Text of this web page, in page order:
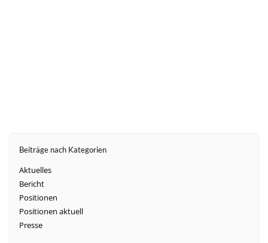
Beiträge nach Kategorien
Aktuelles
Bericht
Positionen
Positionen aktuell
Presse